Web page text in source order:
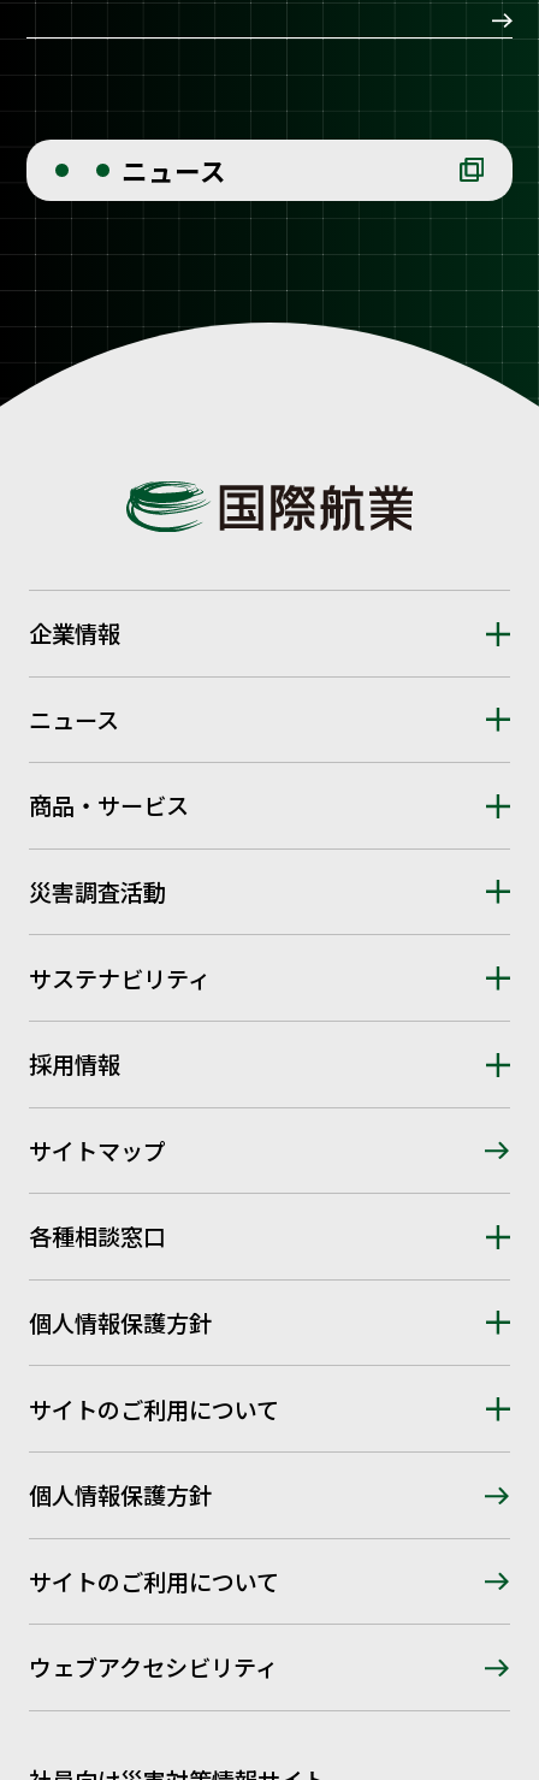
ニュース
企業情報
ニュース
商品・サービス
災害調査活動
サステナビリティ
採用情報
サイトマップ
各種相談窓口
個人情報保護方針
サイトのご利用について
個人情報保護方針
サイトのご利用について
ウェブアクセシビリティ